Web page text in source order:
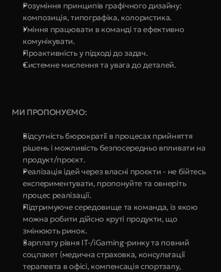
Розуміння принципів графічного дизайну:
композиція, типографіка, колористика.
Уміння працювати в команді та ефективно
комунікувати.
Проактивність у підході до задач.
Системне мислення та увага до деталей.
МИ ПРОПОНУЄМО:
Відсутність бюрократії в процесах прийняття
рішень і можливість безпосередньо впливати на
продукт/проєкт.
Реалізація ідей через власні проєкти - не бійтесь
експериментувати, пропонуйте та овнеріть
процес реалізації.
Підтримуюче середовище та команда, із якою
можна робити дійсно круті продукти, що
змінюють ринок.
Зарплату рівня IT-/iGaming-ринку та повний
соцпакет (медична страховка, консультації
терапевта в офісі, компенсація спортзалу,